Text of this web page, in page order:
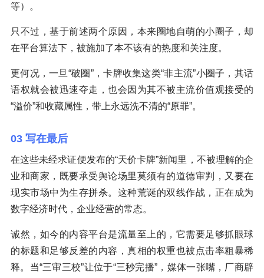
等）。
只不过，基于前述两个原因，本来圈地自萌的小圈子，却
在平台算法下，被施加了本不该有的热度和关注度。
更何况，一旦“破圈”，卡牌收集这类“非主流”小圈子，其话
语权就会被迅速夺走，也会因为其不被主流价值观接受的
“溢价”和收藏属性，带上永远洗不清的“原罪”。
03 写在最后
在这些未经求证便发布的“天价卡牌”新闻里，不被理解的企
业和商家，既要承受舆论场里莫须有的道德审判，又要在
现实市场中为生存拼杀。这种荒诞的双线作战，正在成为
数字经济时代，企业经营的常态。
诚然，如今的内容平台是流量至上的，它需要足够抓眼球
的标题和足够反差的内容，真相的权重也被点击率粗暴稀
释。当“三审三校”让位于“三秒完播”，媒体一张嘴，厂商辟